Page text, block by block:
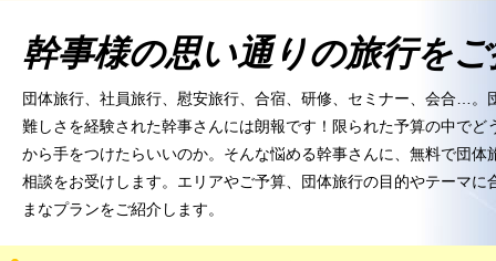
幹事様の思い通りの旅行を
団体旅行、社員旅行、慰安旅行、合宿、研修、セミナー、会合…。
難しさを経験された幹事さんには朗報です！限られた予算の中でど
から手をつけたらいいのか。そんな悩める幹事さんに、無料で団体
相談をお受けします。エリアやご予算、団体旅行の目的やテーマに
まなプランをご紹介します。